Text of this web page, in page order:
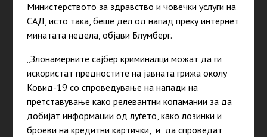
Министерството за здравство и човечки услуги на
САД, исто така, беше дел од напад преку интернет
минатата недела, објави Блумберг.
„Злонамерните сајбер криминалци можат да ги
искористат предностите на јавната грижа околу
Ковид-19 со спроведување на напади на
претставување како релевантни копамании за да
добијат информации од луѓето, како лозинки и
броеви на кредитни картички, и да спроведат